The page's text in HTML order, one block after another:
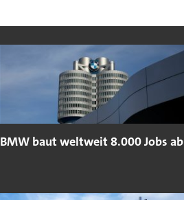
BMW baut weltweit 8.000 Jobs ab